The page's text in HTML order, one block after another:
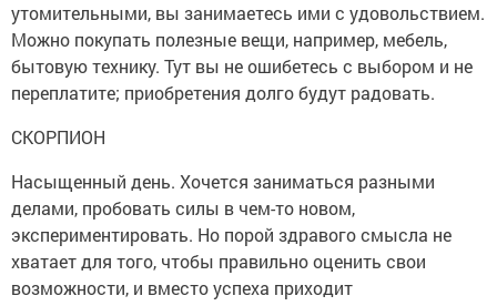
утомительными, вы занимаетесь ими с удовольствием.
Можно покупать полезные вещи, например, мебель,
бытовую технику. Тут вы не ошибетесь с выбором и не
переплатите; приобретения долго будут радовать.
СКОРПИОН
Насыщенный день. Хочется заниматься разными
делами, пробовать силы в чем-то новом,
экспериментировать. Но порой здравого смысла не
хватает для того, чтобы правильно оценить свои
возможности, и вместо успеха приходит